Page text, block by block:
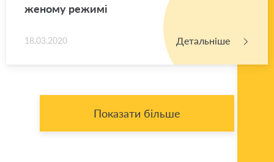
же­но­му ре­жи­мі
18.03.2020 Детальніше
Показати більше